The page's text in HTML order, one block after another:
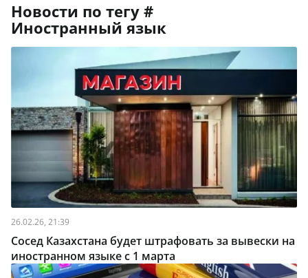
Новости по тегу #
иностранный язык
26.02.26, 21:39
Сосед Казахстана будет штрафовать за вывески на
иностранном языке с 1 марта